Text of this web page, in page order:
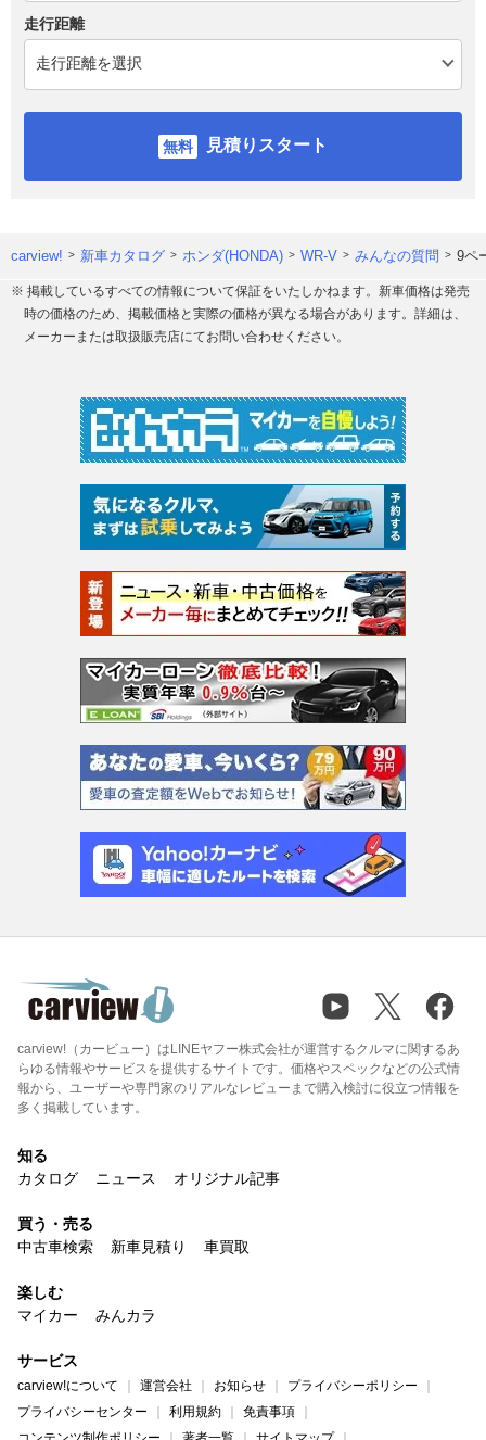
走行距離
見積りスタート
carview! 新車カタログ ホンダ(HONDA) WR-V みんなの質問 9ペ
※ 掲載しているすべての情報について保証をいたしかねます。新車価格は発売
時の価格のため、掲載価格と実際の価格が異なる場合があります。詳細は、
メーカーまたは取扱販売店にてお問い合わせください。
carview!（カービュー）はLINEヤフー株式会社が運営するクルマに関するあ
らゆる情報やサービスを提供するサイトです。価格やスペックなどの公式情
報から、ユーザーや専門家のリアルなレビューまで購入検討に役立つ情報を
多く掲載しています。
知る
カタログ
ニュース オリジナル記事
買う・売る
中古車検索
新車見積り 車買取
楽しむ
マイカー
みんカラ
サービス
carview!について 運営会社 お知らせ
プライバシーポリシー
プライバシーセンター
利用規約
免責事項